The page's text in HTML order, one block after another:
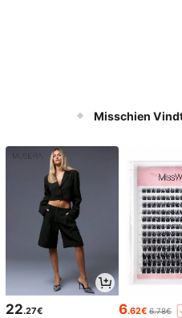
Misschien
22.27€ 6.62€ 6.78€